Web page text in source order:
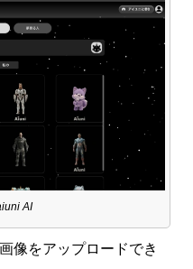
AI
像をアップロードでき